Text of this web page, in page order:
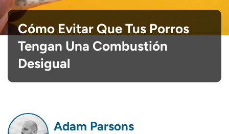
Cómo Evitar Que Tus Porros
Tengan Una Combustión
Desigual
Adam Parsons